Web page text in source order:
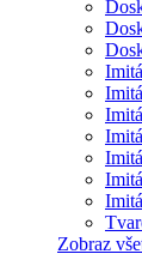
Zobraz